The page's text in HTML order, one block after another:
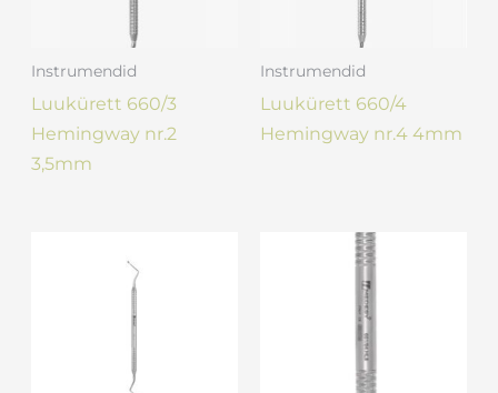
Instrumendid
Luukürett 660/3
Hemingway nr.2
3,5mm
Instrumendid
Luukürett 660/4
Hemingway nr.4 4mm